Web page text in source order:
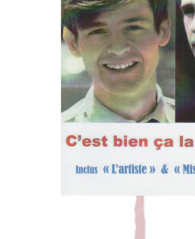
Leave a
Nouveaux morceaux issus de la
En écoute sur youtube : Tu as le bac
2 morceaux qui apparaissent dans